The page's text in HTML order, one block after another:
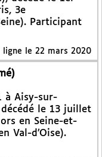
3e
Participant
ligne le 22 mars 2020
à Aisy-sur-
le 13 juillet
en Seine-et-
Val-d’Oise).